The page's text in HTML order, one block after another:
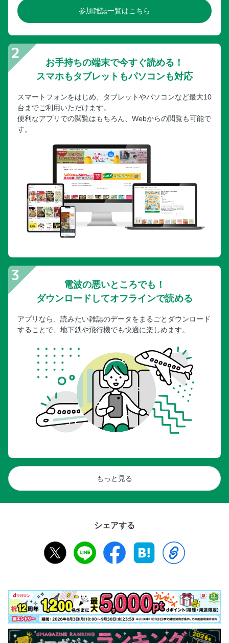
参加雑誌一覧はこちら
お手持ちの端末で今すぐ読める！
スマホもタブレットもパソコンも対応
スマートフォンをはじめ、タブレットやパソコンなど最大10
台までご利用いただけます。
便利なアプリでの閲覧はもちろん、Webからの閲覧も可能で
す。
電波の悪いところでも！
ダウンロードしてオフラインで読める
アプリなら、読みたい雑誌のデータをまるごとダウンロード
することで、地下鉄や飛行機でも快適に楽しめます。
もっと見る
シェアする